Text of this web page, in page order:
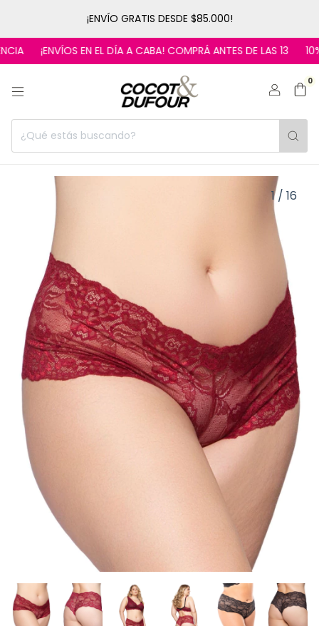
¡ENVÍO GRATIS DESDE $85.000!
¡ENVÍOS EN EL DÍA A CABA! COMPRÁ ANTES DE LAS 13 10% OFF
0
1/ 16